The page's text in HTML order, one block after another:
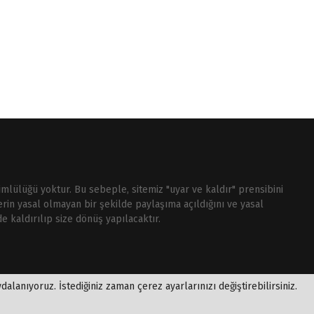
yoktur. Bu sebeple, sitemiz "uyar ve kaldır" prensibini
yasal olmayan bir şekilde paylaşıma açıldığını ve yasal
size dönüş yapılacaktır.
İstediğiniz zaman çerez ayarlarınızı değiştirebilirsiniz.